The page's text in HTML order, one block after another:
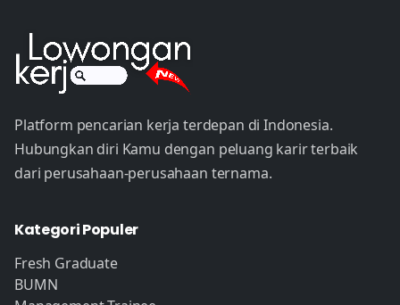
Platform pencarian kerja terdepan di Indonesia.
Hubungkan diri Kamu dengan peluang karir terbaik
dari perusahaan-perusahaan ternama.
Kategori Populer
Fresh Graduate
BUMN